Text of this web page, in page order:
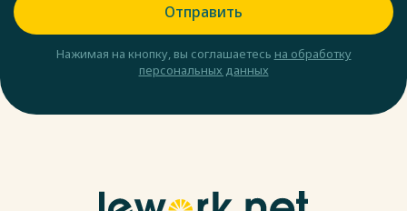
Отправить
Нажимая на кнопку, вы соглашаетесь на обработку
персональных данных